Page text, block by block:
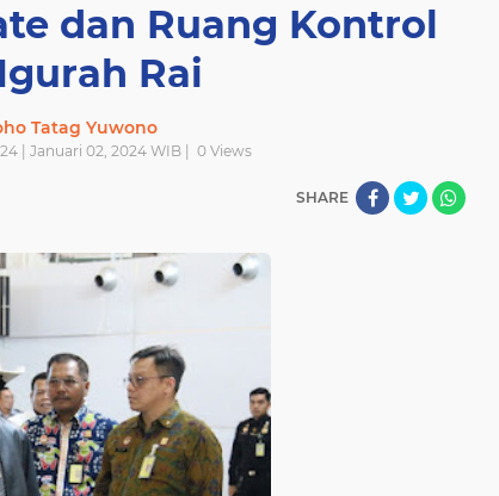
dan Ruang Kontrol
Rai
Tatag Yuwono
| Januari 02, 2024 WIB | 0 Views
SHARE